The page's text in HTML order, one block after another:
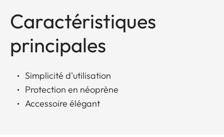
Caractéristiques
principales
Simplicité d'utilisation
Protection en néoprène
Accessoire élégant